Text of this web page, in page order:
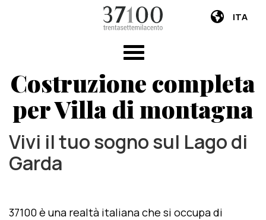
ITA
Costruzione completa
per Villa di montagna
Vivi il tuo sogno sul Lago di
Garda
37100 è una realtà italiana che si occupa di